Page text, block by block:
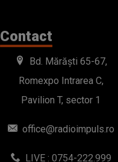
Contact
Bd. Mărăști 65-67,
Romexpo Intrarea C,
Pavilion T, sector 1
office@radioimpuls.ro
LIVE : 0754-222.999